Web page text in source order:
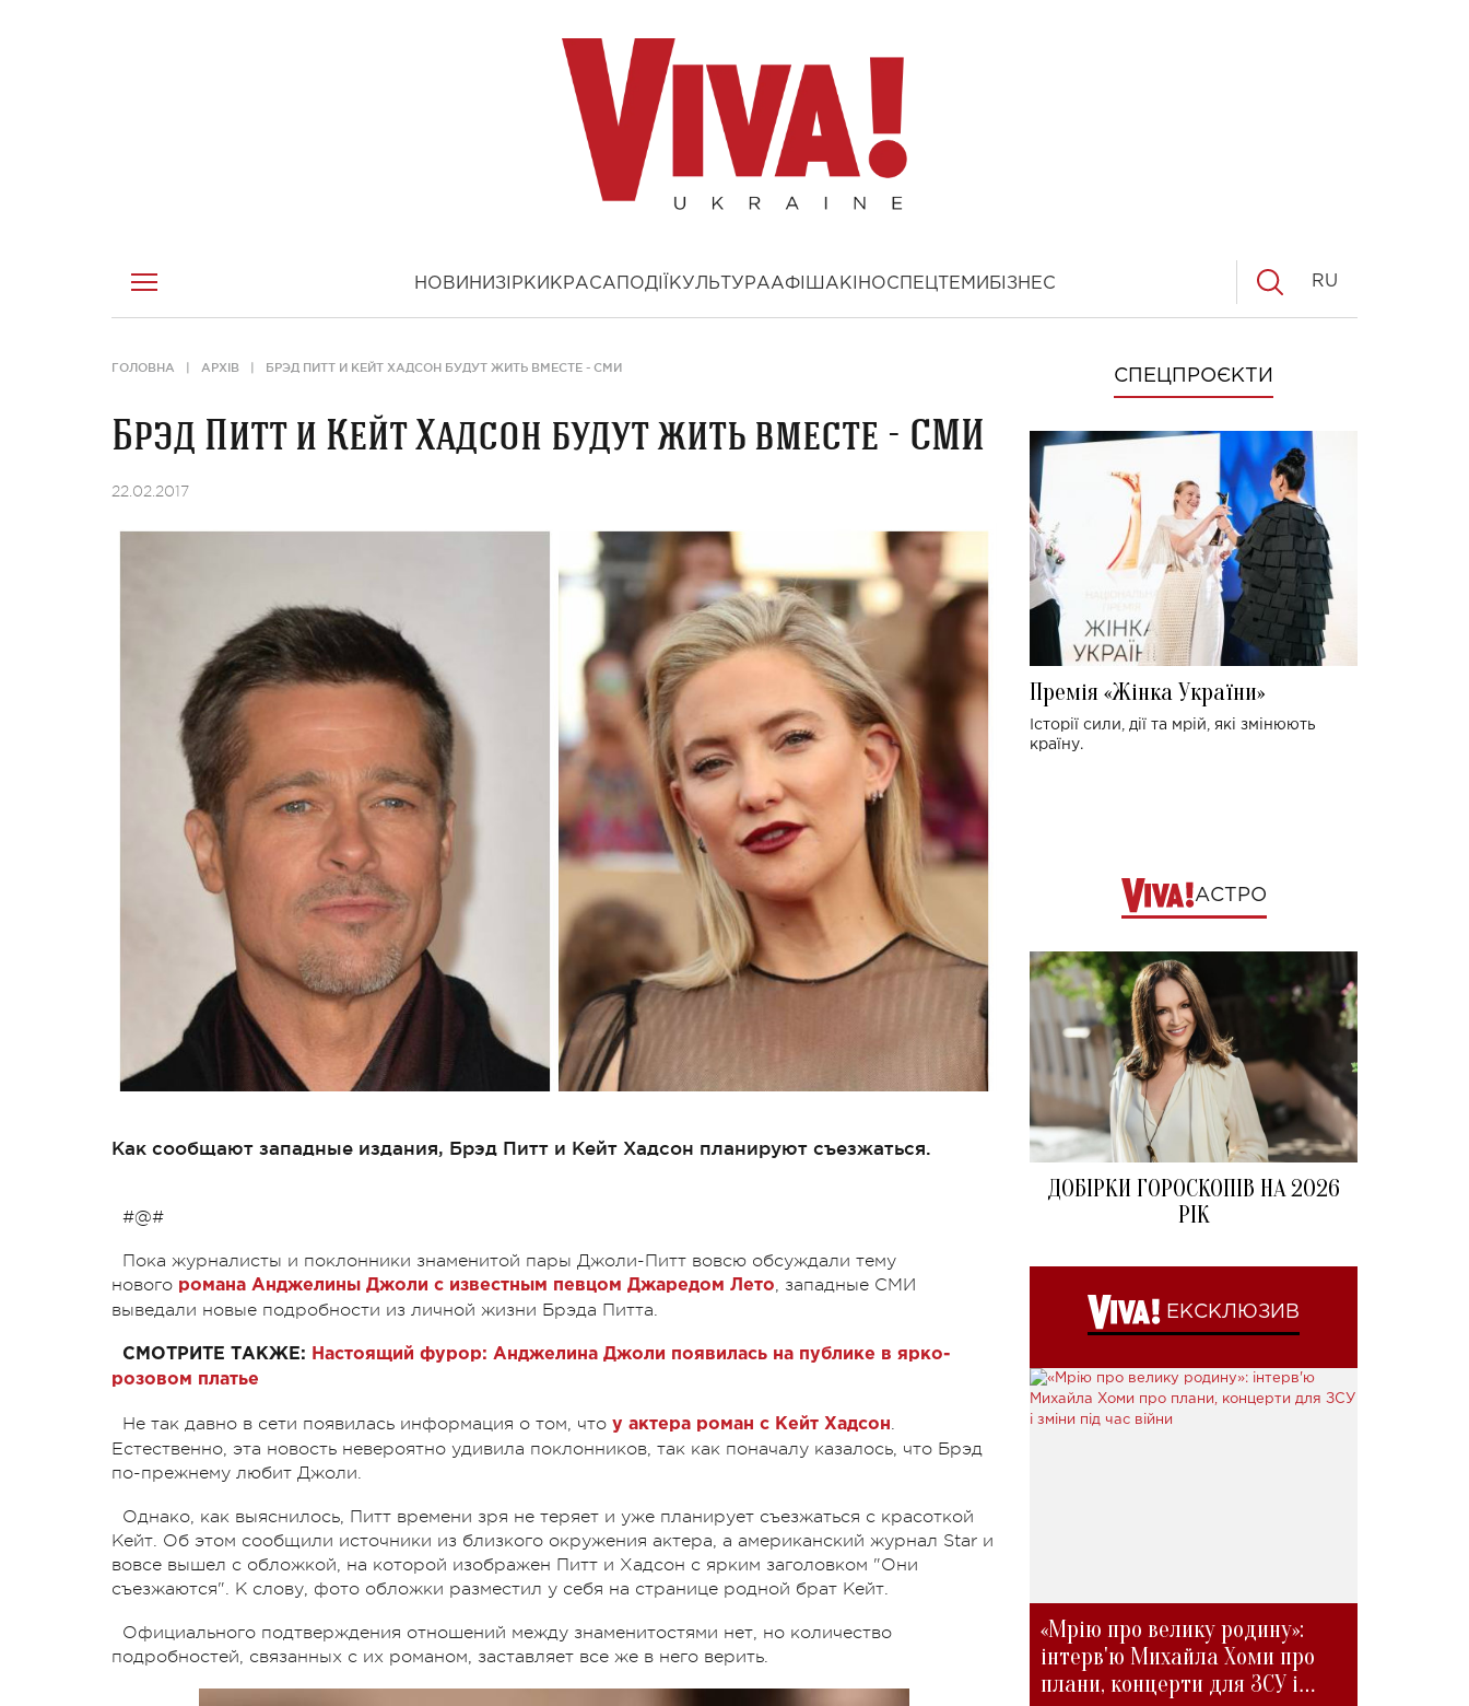
НОВИНИ ЗІРКИ КРАСА ПОДІЇ КУЛЬТУРААФІША КІНОСПЕЦТЕМИ БІЗНЕС RU
ГОЛОВНА АРХІВ БРЭД ПИТТ И КЕЙТ ХАДСОН БУДУТ ЖИТЬ ВМЕСТЕ - СМИ
Брэд Питт и Кейт Хадсон будут жить вместе - СМИ
22.02.2017
Как сообщают западные издания, Брэд Питт и Кейт Хадсон планируют съезжаться.
#@#
Пока журналисты и поклонники знаменитой пары Джоли-Питт вовсю обсуждали тему
нового романа Анджелины Джоли с известным певцом Джаредом Лето, западные СМИ
выведали новые подробности из личной жизни Брэда Питта.
СМОТРИТЕ ТАКЖЕ: Настоящий фурор: Анджелина Джоли появилась на публике в ярко-
розовом платье
Не так давно в сети появилась информация о том, что у актера роман с Кейт Хадсон.
Естественно, эта новость невероятно удивила поклонников, так как поначалу казалось, что Брэд
по-прежнему любит Джоли.
Однако, как выяснилось, Питт времени зря не теряет и уже планирует съезжаться с красоткой
Кейт. Об этом сообщили источники из близкого окружения актера, а американский журнал Star и
вовсе вышел с обложкой, на которой изображен Питт и Хадсон с ярким заголовком "Они
съезжаются". К слову, фото обложки разместил у себя на странице родной брат Кейт.
Официального подтверждения отношений между знаменитостями нет, но количество
подробностей, связанных с их романом, заставляет все же в него верить.
СПЕЦПРОЄКТИ
Премія «Жінка України»
Історії сили, дії та мрій, які змінюють
країну.
АСТРО
ДОБІРКИ ГОРОСКОПІВ НА 2026
РІК
ЕКСКЛЮЗИВ
«Мрію про велику родину»:
інтерв'ю Михайла Хоми про
плани, концерти для ЗСУ і